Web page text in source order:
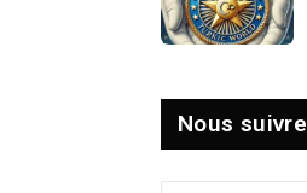
Nous suivre